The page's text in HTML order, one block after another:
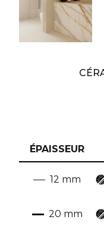
ÉPAISSEUR
12 mm
20 mm